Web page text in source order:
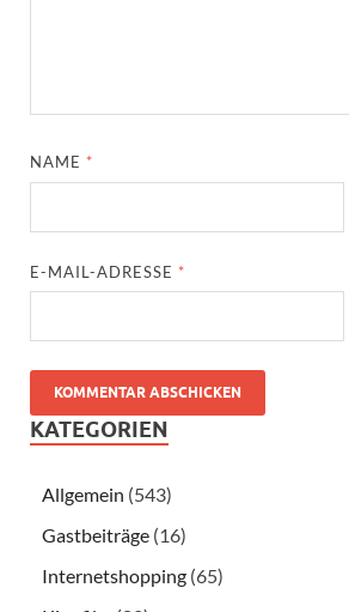
NAME *
E-MAIL-ADRESSE *
KATEGORIEN
Allgemein (543)
Gastbeiträge (16)
Internetshopping (65)